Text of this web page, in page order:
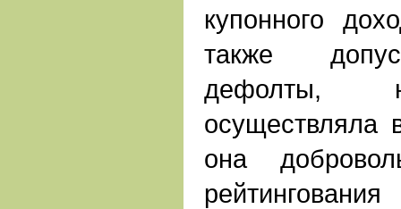
купонного
также
дефолты,
осуществляла
она